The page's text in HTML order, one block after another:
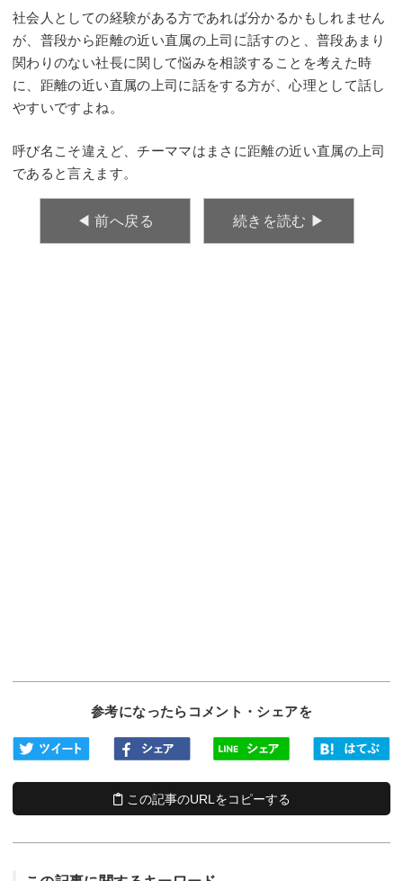
社会人としての経験がある方であれば分かるかもしれません
が、普段から距離の近い直属の上司に話すのと、普段あまり
関わりのない社長に関して悩みを相談することを考えた時
に、距離の近い直属の上司に話をする方が、心理として話し
やすいですよね。
呼び名こそ違えど、チーママはまさに距離の近い直属の上司
であると言えます。
◀︎ 前へ戻る 続きを読む ▶︎
参考になったらコメント・シェアを
この記事のURLをコピーする